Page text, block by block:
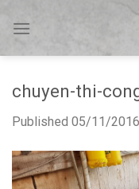
chuyen-thi-
Published 05/11/2016